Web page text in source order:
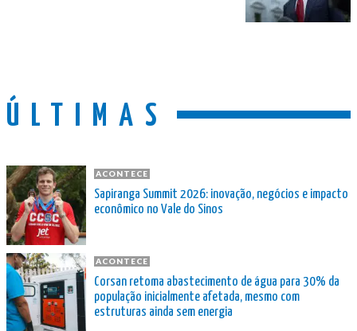
ÚLTIMAS
ACONTECE
Sapiranga Summit 2026: inovação, negócios e impacto
econômico no Vale do Sinos
ACONTECE
Corsan retoma abastecimento de água para 30% da
população inicialmente afetada, mesmo com
estruturas ainda sem energia